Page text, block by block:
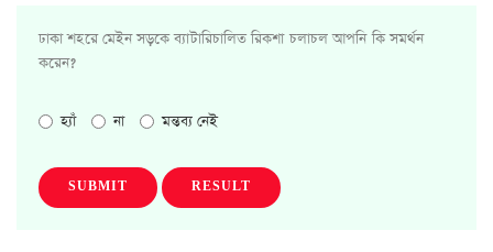
ঢাকা শহরে মেইন সড়কে ব্যাটারিচালিত রিকশা চলাচল আপনি কি সমর্থন
করেন?
হ্যাঁ না মন্তব্য নেই
SUBMIT RESULT